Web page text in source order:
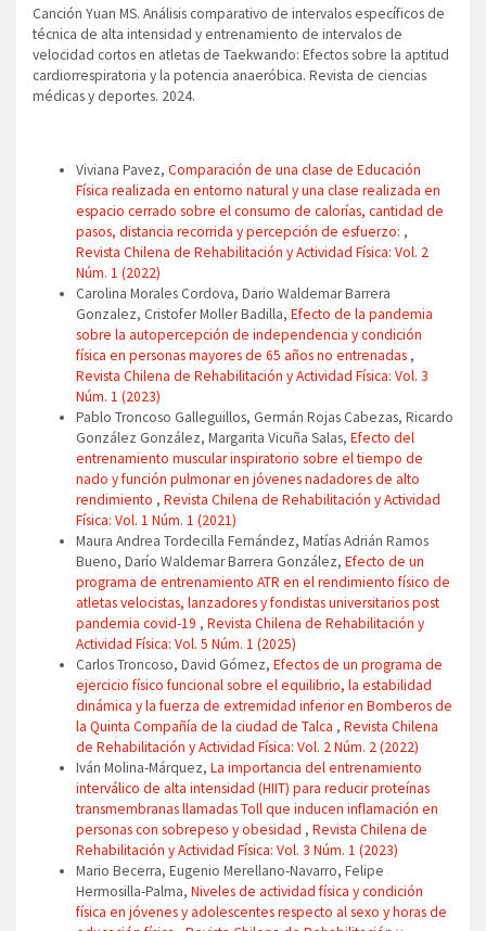
Canción Yuan MS. Análisis comparativo de intervalos específicos de
técnica de alta intensidad y entrenamiento de intervalos de
velocidad cortos en atletas de Taekwando: Efectos sobre la aptitud
cardiorrespiratoria y la potencia anaeróbica. Revista de ciencias
médicas y deportes. 2024.
Viviana Pavez, Comparación de una clase de Educación
Física realizada en entorno natural y una clase realizada en
espacio cerrado sobre el consumo de calorías, cantidad de
pasos, distancia recorrida y percepción de esfuerzo: ,
Revista Chilena de Rehabilitación y Actividad Física: Vol. 2
Núm. 1 (2022)
Carolina Morales Cordova, Dario Waldemar Barrera
Gonzalez, Cristofer Moller Badilla, Efecto de la pandemia
sobre la autopercepción de independencia y condición
física en personas mayores de 65 años no entrenadas ,
Revista Chilena de Rehabilitación y Actividad Física: Vol. 3
Núm. 1 (2023)
Pablo Troncoso Galleguillos, Germán Rojas Cabezas, Ricardo
González González, Margarita Vicuña Salas, Efecto del
entrenamiento muscular inspiratorio sobre el tiempo de
nado y función pulmonar en jóvenes nadadores de alto
rendimiento , Revista Chilena de Rehabilitación y Actividad
Física: Vol. 1 Núm. 1 (2021)
Maura Andrea Tordecilla Fernández, Matías Adrián Ramos
Bueno, Darío Waldemar Barrera González, Efecto de un
programa de entrenamiento ATR en el rendimiento físico de
atletas velocistas, lanzadores y fondistas universitarios post
pandemia covid-19 , Revista Chilena de Rehabilitación y
Actividad Física: Vol. 5 Núm. 1 (2025)
Carlos Troncoso, David Gómez, Efectos de un programa de
ejercicio físico funcional sobre el equilibrio, la estabilidad
dinámica y la fuerza de extremidad inferior en Bomberos de
la Quinta Compañía de la ciudad de Talca , Revista Chilena
de Rehabilitación y Actividad Física: Vol. 2 Núm. 2 (2022)
Iván Molina-Márquez, La importancia del entrenamiento
interválico de alta intensidad (HIIT) para reducir proteínas
transmembranas llamadas Toll que inducen inflamación en
personas con sobrepeso y obesidad , Revista Chilena de
Rehabilitación y Actividad Física: Vol. 3 Núm. 1 (2023)
Mario Becerra, Eugenio Merellano-Navarro, Felipe
Hermosilla-Palma, Niveles de actividad física y condición
física en jóvenes y adolescentes respecto al sexo y horas de